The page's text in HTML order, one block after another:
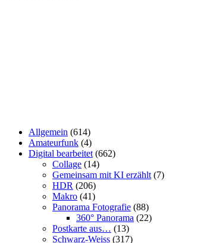
Allgemein (614)
Amateurfunk (4)
Digital bearbeitet (662)
Collage (14)
Gemeinsam mit KI erzählt (7)
HDR (206)
Makro (41)
Panorama Fotografie (88)
360° Panorama (22)
Postkarte aus… (13)
Schwarz-Weiss (317)